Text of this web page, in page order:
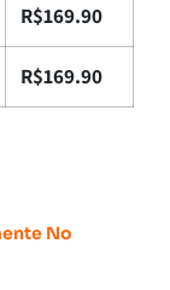
R$169.90
R$169.90
No